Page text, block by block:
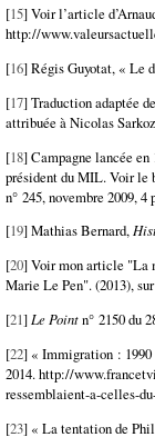
[15] Voir l’article
http://
[16] Régis Guyotat, « Le
[17] Traduction adaptée
attribuée à Nicolas
[18] Campagne lancée
président du MIL. Voir
n° 245, novembre 2009, 4
[19] Mathias Bernard,
[20] Voir mon article "La
Marie Le Pen". (2013),
[21]Le Pointn° 2150 du
[22] « Immigration : 1990
2014. http://
ressemblaient-a-celles-
[23] « La tentation de